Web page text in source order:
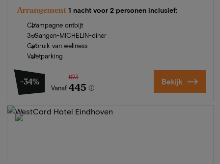
Arrangement 1 nacht voor 2 personen inclusief:
Champagne ontbijt
3-Gangen-MICHELIN-diner
Gebruik van wellness
Valetparking
-34%
Vanaf
673
445 Bekijk